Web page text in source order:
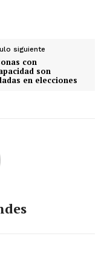
siguiente
con
son
en elecciones